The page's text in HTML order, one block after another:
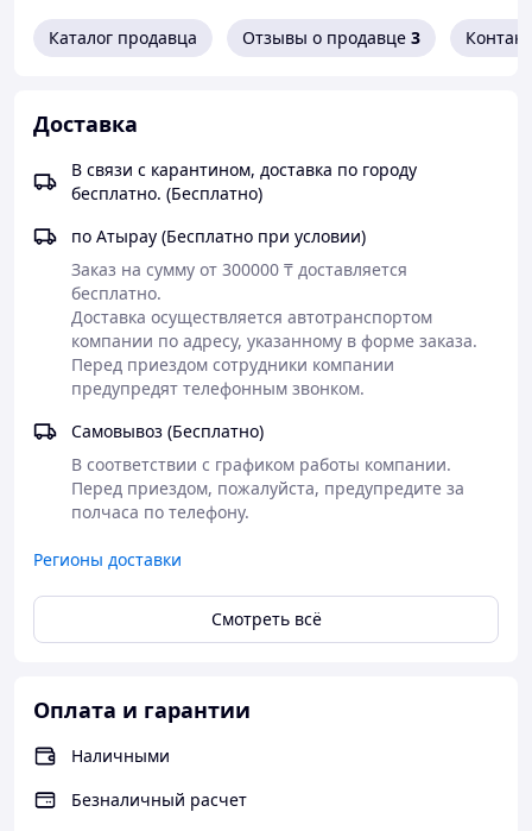
большего удобства использования при серийном
сверлении
Быстрозажимной патрон
Технические
Код для заказа
0 601 472 600
Код EAN
Правое вращение и реверс для завинчивания и
отвинчивания
Наилучшие результаты работы благодаря скорости,
предварительно выбранной для задач, требующих
определенной скорости обработки материалов
Каталог продавца Отзывы о продавце 3
Доставка
В связи с карантином, доставка по городу
бесплатно. (Бесплатно)
по Атырау (Бесплатно при условии)
Заказ на сумму от 300000 ₸ доставляется
бесплатно.
Доставка осуществляется автотранспортом
компании по адресу, указанному в форме заказа.
Перед приездом сотрудники компании
предупредят телефонным звонком.
Самовывоз (Бесплатно)
В соответствии с графиком работы компании.
Перед приездом, пожалуйста, предупредите за
полчаса по телефону.
Регионы доставки
Смотреть всё
Оплата и гарантии
Наличными
Безналичный расчет